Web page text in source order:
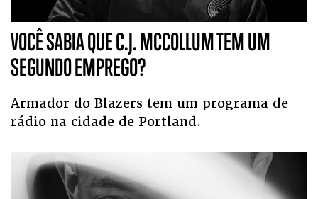
VOCÊ SABIA QUE C.J. MCCOLLUM TEM UM
SEGUNDO EMPREGO?
Armador do Blazers tem um programa de
rádio na cidade de Portland.